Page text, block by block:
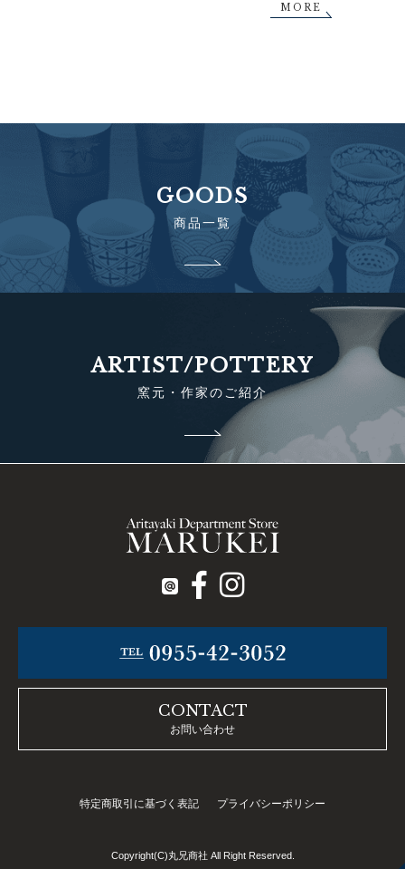
MORE
GOODS
商品一覧
ARTIST/POTTERY
窯元・作家のご紹介
CONTACT
お問い合わせ
特定商取引に基づく表記 プライバシーポリシー
Copyright(C)丸兄商社 All Right Reserved.